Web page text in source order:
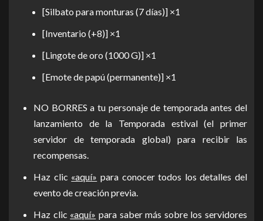
[Silbato para monturas (7 días)] ×1
[Inventario (+8)] ×1
[Lingote de oro (1000 G)] ×1
[Emote de papú (permanente)] ×1
NO BORRES a tu personaje de temporada antes del
lanzamiento de la Temporada estival (el primer
servidor de temporada global) para recibir las
recompensas.
Haz clic «aquí» para conocer todos los detalles del
evento de creación previa.
Haz clic «aquí» para saber más sobre los servidores